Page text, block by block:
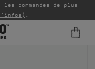
commandes de plus
.